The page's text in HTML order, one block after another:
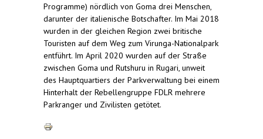
Programme) nördlich von Goma drei Menschen,
darunter der italienische Botschafter. Im Mai 2018
wurden in der gleichen Region zwei britische
Touristen auf dem Weg zum Virunga-Nationalpark
entführt. Im April 2020 wurden auf der Straße
zwischen Goma und Rutshuru in Rugari, unweit
des Hauptquartiers der Parkverwaltung bei einem
Hinterhalt der Rebellengruppe FDLR mehrere
Parkranger und Zivilisten getötet.